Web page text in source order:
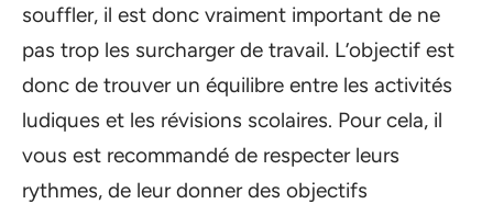
souffler, il est donc vraiment important de ne
pas trop les surcharger de travail. L’objectif est
donc de trouver un équilibre entre les activités
ludiques et les révisions scolaires. Pour cela, il
vous est recommandé de respecter leurs
rythmes, de leur donner des objectifs